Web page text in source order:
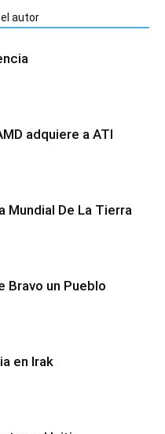
autor
adquiere a ATI
Mundial De La Tierra
Bravo un Pueblo
en Irak